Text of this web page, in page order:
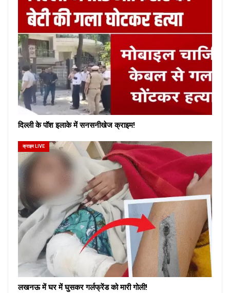
दिल्ली के पॉश इलाके में सनसनीखेज क्राइम!
क्राइम LIVE
लखनऊ में घर में घुसकर गर्लफ्रेंड को मारी गोली!